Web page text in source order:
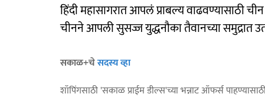
हिंदी महासागरात आपलं प्राबल्य वाढवण्यासाठी
चीनने आपली सुसज्ज युद्धनौका तैवानच्या समुद्रात
सकाळ+चेसदस्य व्हा
शॉपिंगसाठी 'सकाळ प्राईम डील्स'च्या भन्नाट ऑफर्स